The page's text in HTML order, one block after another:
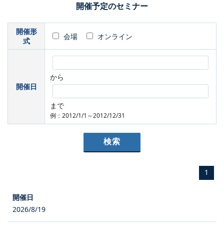
開催予定のセミナー
開催形
式
会場 オンライン
開催日
から
まで
例：2012/1/1～2012/12/31
1
2026/8/19